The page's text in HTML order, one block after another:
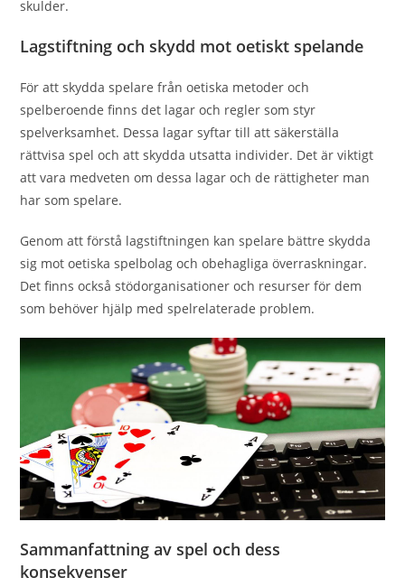
skulder.
Lagstiftning och skydd mot oetiskt spelande
För att skydda spelare från oetiska metoder och
spelberoende finns det lagar och regler som styr
spelverksamhet. Dessa lagar syftar till att säkerställa
rättvisa spel och att skydda utsatta individer. Det är viktigt
att vara medveten om dessa lagar och de rättigheter man
har som spelare.
Genom att förstå lagstiftningen kan spelare bättre skydda
sig mot oetiska spelbolag och obehagliga överraskningar.
Det finns också stödorganisationer och resurser för dem
som behöver hjälp med spelrelaterade problem.
Sammanfattning av spel och dess
konsekvenser